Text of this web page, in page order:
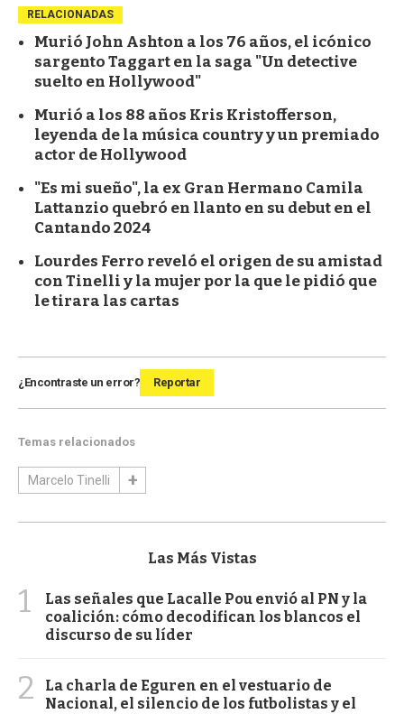
RELACIONADAS
Murió John Ashton a los 76 años, el icónico
sargento Taggart en la saga "Un detective
suelto en Hollywood"
Murió a los 88 años Kris Kristofferson,
leyenda de la música country y un premiado
actor de Hollywood
"Es mi sueño", la ex Gran Hermano Camila
Lattanzio quebró en llanto en su debut en el
Cantando 2024
Lourdes Ferro reveló el origen de su amistad
con Tinelli y la mujer por la que le pidió que
le tirara las cartas
¿Encontraste un error? Reportar
Temas relacionados
Marcelo Tinelli
Las Más Vistas
1
Las señales que Lacalle Pou envió al PN y la
coalición: cómo decodifican los blancos el
discurso de su líder
2
La charla de Eguren en el vestuario de
Nacional, el silencio de los futbolistas y el